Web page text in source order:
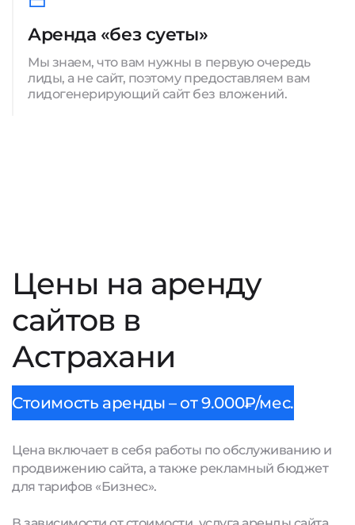
Аренда «без суеты»
Мы знаем, что вам нужны в первую очередь
лиды, а не сайт, поэтому предоставляем вам
лидогенерирующий сайт без вложений.
Цены на аренду
сайтов в
Астрахани
Стоимость аренды – от 9.000₽/мес.
Цена включает в себя работы по обслуживанию и
продвижению сайта, а также рекламный бюджет
для тарифов «Бизнес».